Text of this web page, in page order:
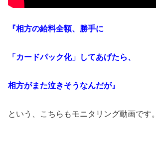
『相方の給料全額、勝手に
「カードパック化」してあげたら、
相方がまた泣きそうなんだが』
という、こちらもモニタリング動画です。